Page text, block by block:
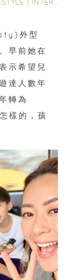
/ INTERVIEWS
外型
早前她在
示希望兒
達人數年
轉為
樣的，孩